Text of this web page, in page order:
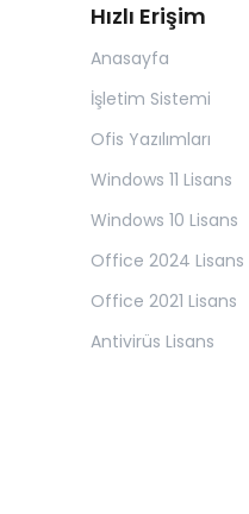
Hızlı Erişim
Anasayfa
İşletim Sistemi
Ofis Yazılımları
Windows 11 Lisans
Windows 10 Lisans
Office 2024 Lisans
Office 2021 Lisans
Antivirüs Lisans